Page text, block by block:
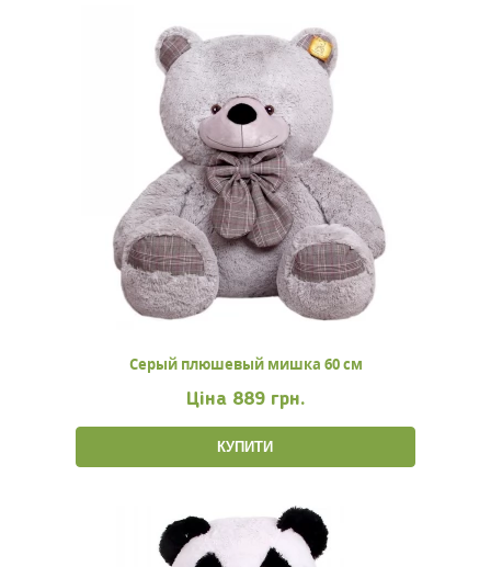
Серый плюшевый мишка 60 см
Ціна 889 грн.
КУПИТИ